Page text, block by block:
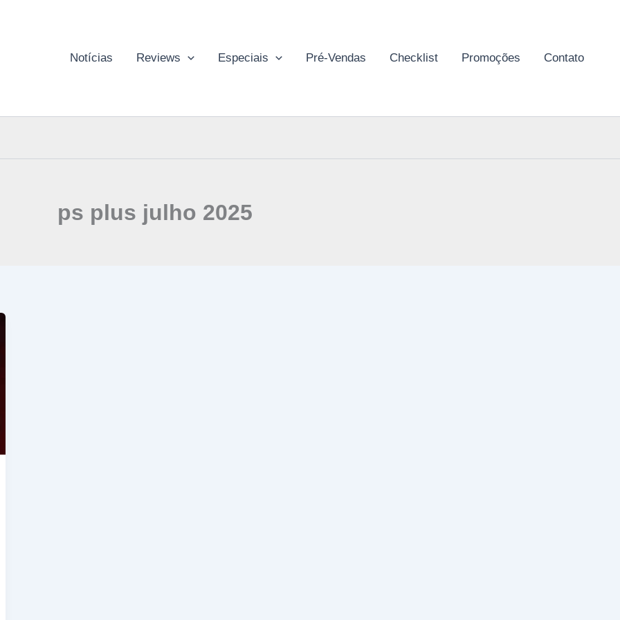
Notícias Reviews Especiais Pré-Vendas Checklist Promoções Contato
ps plus julho 2025